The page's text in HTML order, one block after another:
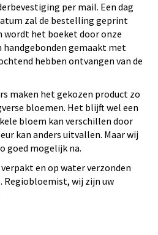
per mail. Een dag
zal de bestelling geprint
wordt het boeket door onze
gemaakt met
hebben ontvangen van de
maken het gekozen product zo
bloemen. Het blijft wel een
bloem kan verschillen door
kan anders uitvallen. Maar wij
goed mogelijk na.
en op water verzonden
Regiobloemist, wij zijn uw